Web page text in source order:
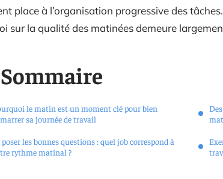
place à l’organisation progressive des
sur la qualité des matinées demeure
Sommaire
le matin est un moment clé pour bien
sa journée de travail
poser les bonnes questions : quel job correspond à
rythme matinal ?